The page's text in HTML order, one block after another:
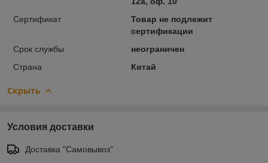
Сертификат
Товар не подлежит
сертификации
Срок службы
неограничен
Страна
Китай
Скрыть
Условия доставки
Доставка "Самовывоз"